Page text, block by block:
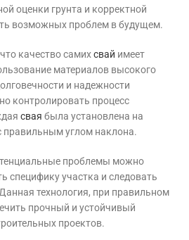
оценки грунта и корректной
возможных проблем в будущем.
качество самихсвай имеет
материалов высокого
и надежности
контролировать процесс
свая была установлена на
правильным углом наклона.
проблемы можно
специфику участка и следовать
технология, при правильном
прочный и устойчивый
проектов.